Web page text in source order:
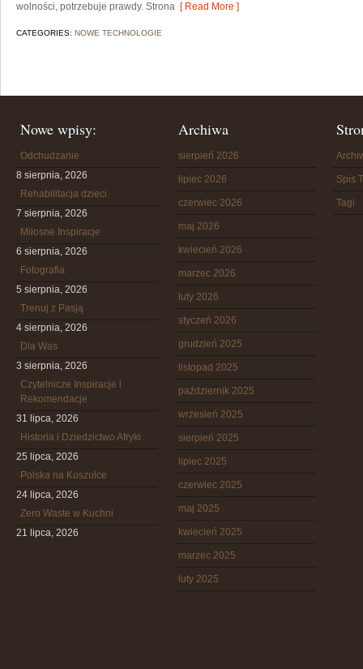
wolności, potrzebuje prawdy. Strona [ Read More ]
CATEGORIES: NOWE TECHNOLOGIE
Nowe wpisy:
Odchudzanie
8 sierpnia, 2026
Rehabilitacja dzieci
7 sierpnia, 2026
Miłosne Inspiracje
6 sierpnia, 2026
Fotografia
5 sierpnia, 2026
Trenuj z Pasją
4 sierpnia, 2026
Dla Was
3 sierpnia, 2026
Czytelnicze Inspiracje i
Rekomendacje
31 lipca, 2026
Historia i Dziedzictwo Afryki
25 lipca, 2026
Polska na Koszulce
24 lipca, 2026
Zero Waste w Kuchni
21 lipca, 2026
Archiwa
sierpień 2026
lipiec 2026
czerwiec 2026
maj 2026
kwiecień 2026
marzec 2026
luty 2026
styczeń 2026
grudzień 2025
listopad 2025
październik 2025
wrzesień 2025
sierpień 2025
lipiec 2025
czerwiec 2025
maj 2025
kwiecień 2025
marzec 2025
luty 2025
Spis
Tagi